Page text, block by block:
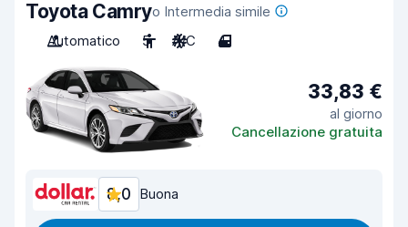
Toyota Camryo Intermedia simile
Automatico
5 A/C 4
33,83 €
al giorno
Cancellazione gratuita
8,0 Buona